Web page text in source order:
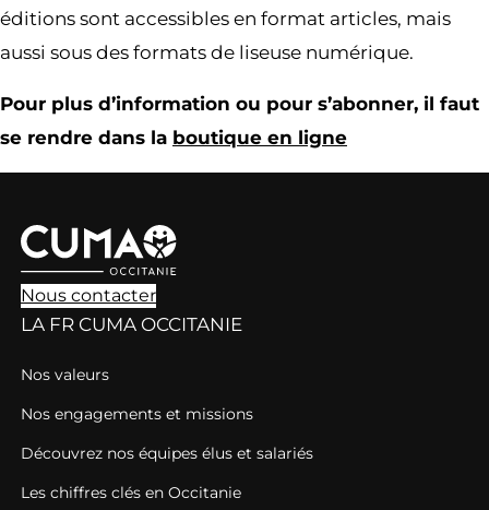
éditions sont accessibles en format articles, mais
aussi sous des formats de liseuse numérique.
Pour plus d’information ou pour s’abonner, il faut
se rendre dans la boutique en ligne
Nous contacter
LA FR CUMA OCCITANIE
Nos valeurs
Nos engagements et missions
Découvrez nos équipes élus et salariés
Les chiffres clés en Occitanie